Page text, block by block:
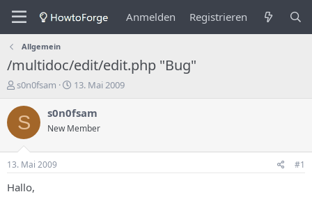
Anmelden Registrieren
Allgemein
/multidoc/edit/edit.php "Bug"
E
s
t
e
e
r
s0n0fsam
E
s
e
13. Mai 2009
S s0n0fsam
New Member
13. Mai 2009 #1
Hallo,